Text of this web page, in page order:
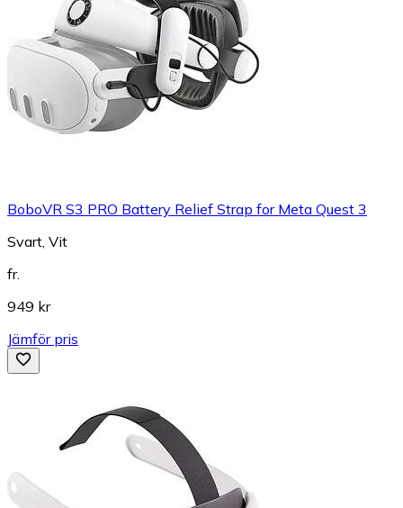
BoboVR S3 PRO Battery Relief Strap for Meta Quest 3
Svart, Vit
fr.
949 kr
Jämför pris